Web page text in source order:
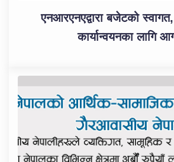
एनआरएनएद्वारा बजेटको
कार्यान्वयनका लागि